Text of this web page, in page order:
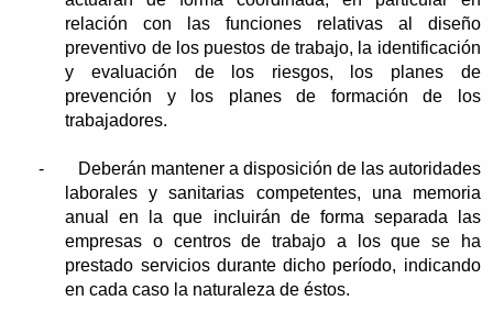
relación con las funciones relativas al diseño
preventivo de los puestos de trabajo, la identificación
y evaluación de los riesgos, los planes de
prevención y los planes de formación de los
trabajadores.
-
Deberán mantener a disposición de las autoridades
laborales y sanitarias competentes, una memoria
anual en la que incluirán de forma separada las
empresas o centros de trabajo a los que se ha
prestado servicios durante dicho período, indicando
en cada caso la naturaleza de éstos.